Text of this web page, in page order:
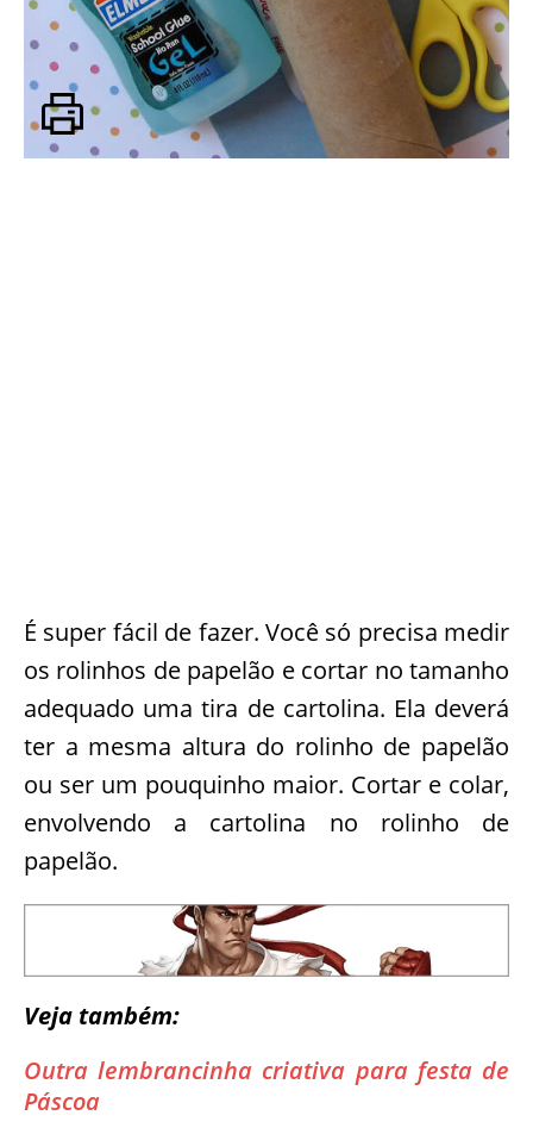
É super fácil de fazer. Você só precisa medir
os rolinhos de papelão e cortar no tamanho
adequado uma tira de cartolina. Ela deverá
ter a mesma altura do rolinho de papelão
ou ser um pouquinho maior. Cortar e colar,
envolvendo a cartolina no rolinho de
papelão.
Veja também:
Outra lembrancinha criativa para festa de
Páscoa